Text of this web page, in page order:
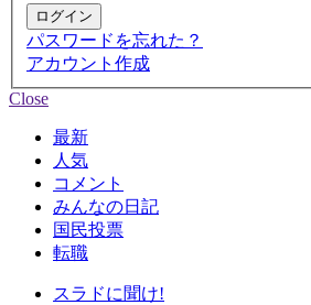
パスワードを忘れた？
アカウント作成
Close
最新
人気
コメント
みんなの日記
国民投票
転職
スラドに聞け!